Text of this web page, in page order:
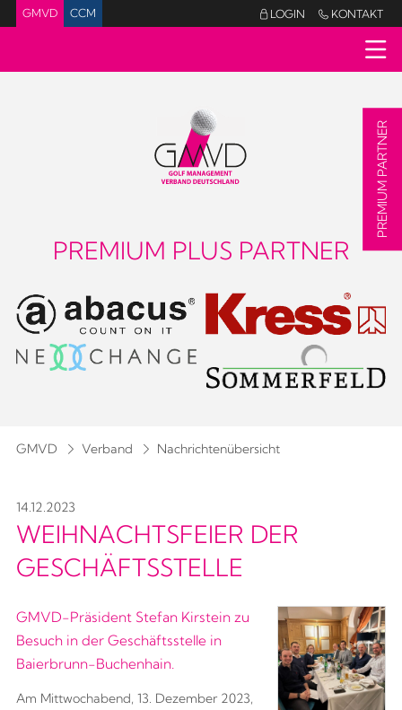
GMVD CCM LOGIN  KONTAKT
PREMIUM PLUS PARTNER
GMVD Verband Nachrichtenübersicht
14.12.2023
WEIHNACHTSFEIER DER
GESCHÄFTSSTELLE
GMVD-Präsident Stefan Kirstein zu
Besuch in der Geschäftsstelle in
Baierbrunn-Buchenhain.
Am Mittwochabend, 13. Dezember 2023,
PREMIUM PARTNER